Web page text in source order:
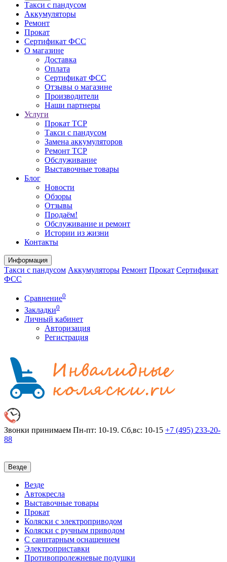
Такси с пандусом
Аккумуляторы
Ремонт
Прокат
Сертификат ФСС
О магазине
Доставка
Оплата
Сертификат ФСС
Отзывы о магазине
Производители
Наши партнеры
Услуги
Прокат ТСР
Такси с пандусом
Замена аккумуляторов
Ремонт ТСР
Обслуживание
Выставочные товары
Блог
Новости
Обзоры
Отзывы
Продаём!
Обслуживание и ремонт
Истории из жизни
Контакты
Информация
Такси с пандусом Аккумуляторы Ремонт Прокат Сертификат
ФСС
Сравнение0
Закладки0
Личный кабинет
Авторизация
Регистрация
Звонки принимаем Пн-пт: 10-19. Сб,вс: 10-15 +7 (495) 233-20-
88
Везде
Везде
Автокресла
Выставочные товары
Прокат
Коляски с электроприводом
Коляски с ручным приводом
С санитарным оснащением
Электроприставки
Противопролежневые подушки